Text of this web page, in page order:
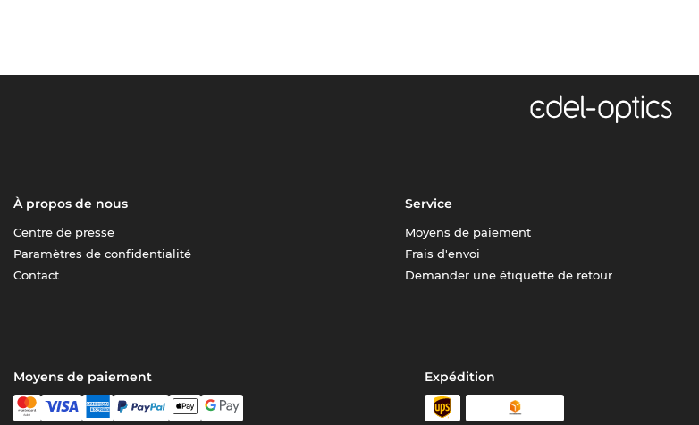
À propos de nous
Centre de presse
Paramètres de confidentialité
Contact
Service
Moyens de paiement
Frais d'envoi
Demander une étiquette de retour
Moyens de paiement Expédition